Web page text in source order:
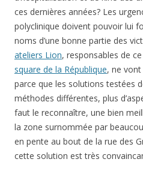
ces dernières années? Les
polyclinique doivent pouvoir lui
noms d’une bonne partie des
ateliers Lion, responsables de
square de la République, ne
parce que les solutions testées
méthodes différentes, plus
faut le reconnaître, une bien
la zone surnommée par
en pente au bout de la rue des
cette solution est très